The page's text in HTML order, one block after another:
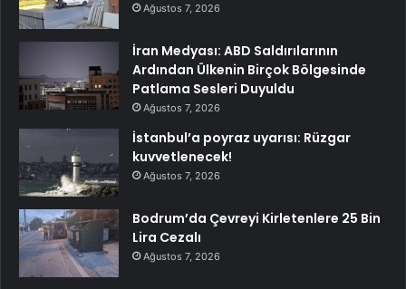
Ağustos 7, 2026
İran Medyası: ABD Saldırılarının
Ardından Ülkenin Birçok Bölgesinde
Patlama Sesleri Duyuldu
Ağustos 7, 2026
İstanbul’a poyraz uyarısı: Rüzgar
kuvvetlenecek!
Ağustos 7, 2026
Bodrum’da Çevreyi Kirletenlere 25 Bin
Lira Cezalı
Ağustos 7, 2026